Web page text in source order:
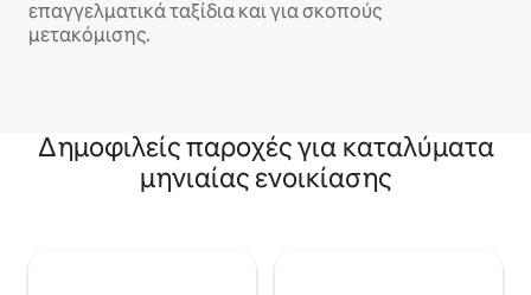
επαγγελματικά ταξίδια και για σκοπούς
μετακόμισης.
Δημοφιλείς παροχές για καταλύματα
μηνιαίας ενοικίασης